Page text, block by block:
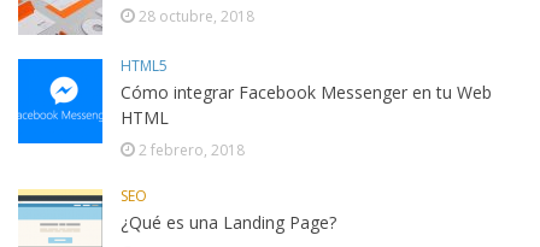
28 octubre, 2018
HTML5
Cómo integrar Facebook Messenger en tu Web
HTML
2 febrero, 2018
SEO
¿Qué es una Landing Page?